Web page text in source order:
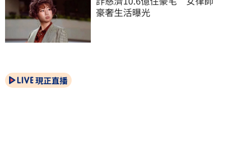
豪奢生活曝光
現正直播